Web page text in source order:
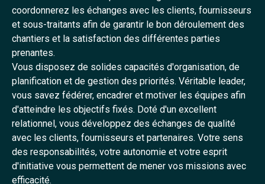
coordonnerez les échanges avec les clients, fournisseurs
et sous-traitants afin de garantir le bon déroulement des
chantiers et la satisfaction des différentes parties
prenantes.
Vous disposez de solides capacités d'organisation, de
planification et de gestion des priorités. Véritable leader,
vous savez fédérer, encadrer et motiver les équipes afin
d'atteindre les objectifs fixés. Doté d'un excellent
relationnel, vous développez des échanges de qualité
avec les clients, fournisseurs et partenaires. Votre sens
des responsabilités, votre autonomie et votre esprit
d'initiative vous permettent de mener vos missions avec
efficacité.